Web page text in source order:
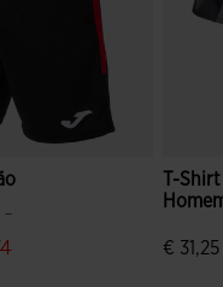
label.price.to
T-
€ 31,25